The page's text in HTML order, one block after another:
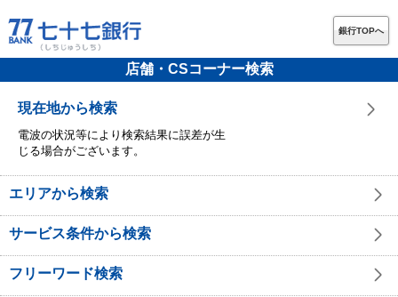
銀行TOPへ
店舗・CSコーナー検索
現在地から検索
電波の状況等により検索結果に誤差が生
じる場合がございます。
エリアから検索
サービス条件から検索
フリーワード検索